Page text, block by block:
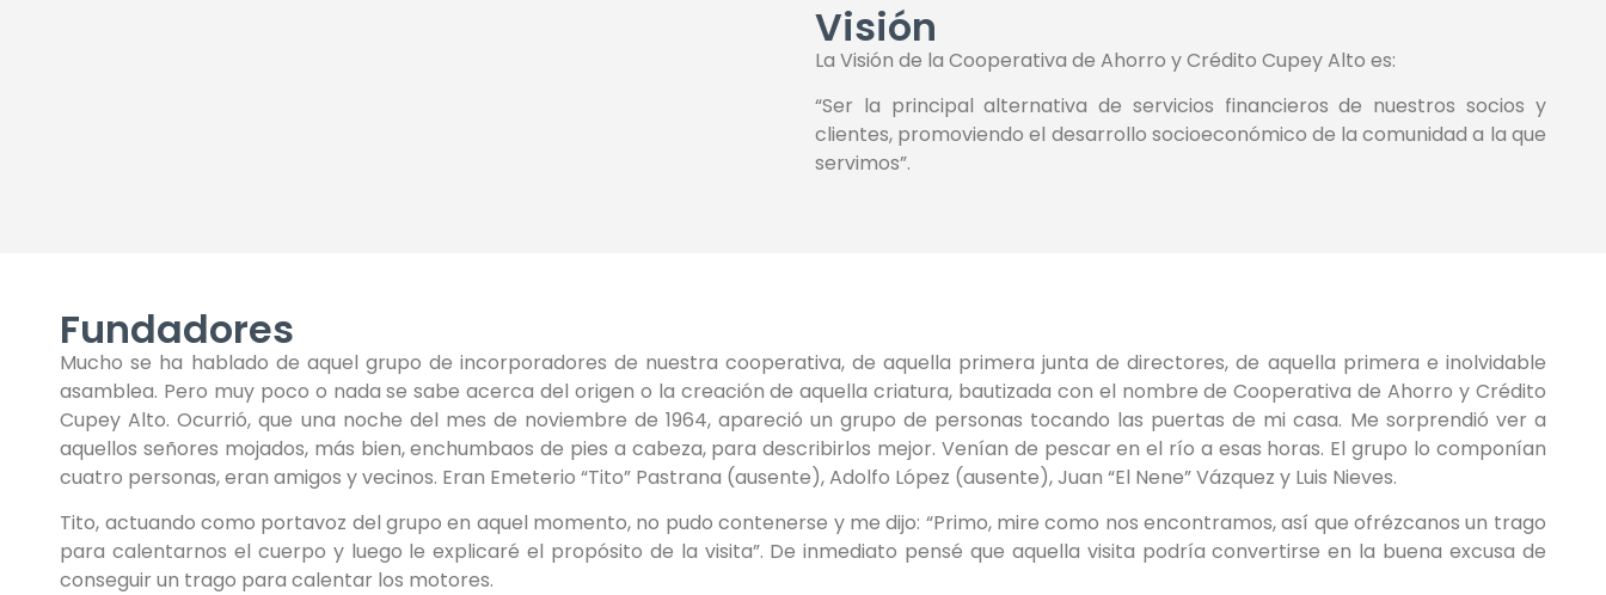
Visión
La Visión de la Cooperativa de Ahorro y Crédito Cupey Alto es:
“Ser la principal alternativa de servicios financieros de nuestros socios y
clientes, promoviendo el desarrollo socioeconómico de la comunidad a la que
servimos”.
Fundadores
Mucho se ha hablado de aquel grupo de incorporadores de nuestra cooperativa, de aquella primera junta de directores, de aquella primera e inolvidable
asamblea. Pero muy poco o nada se sabe acerca del origen o la creación de aquella criatura, bautizada con el nombre de Cooperativa de Ahorro y Crédito
Cupey Alto. Ocurrió, que una noche del mes de noviembre de 1964, apareció un grupo de personas tocando las puertas de mi casa. Me sorprendió ver a
aquellos señores mojados, más bien, enchumbaos de pies a cabeza, para describirlos mejor. Venían de pescar en el río a esas horas. El grupo lo componían
cuatro personas, eran amigos y vecinos. Eran Emeterio “Tito” Pastrana (ausente), Adolfo López (ausente), Juan “El Nene” Vázquez y Luis Nieves.
Tito, actuando como portavoz del grupo en aquel momento, no pudo contenerse y me dijo: “Primo, mire como nos encontramos, así que ofrézcanos un trago
para calentarnos el cuerpo y luego le explicaré el propósito de la visita”. De inmediato pensé que aquella visita podría convertirse en la buena excusa de
conseguir un trago para calentar los motores.